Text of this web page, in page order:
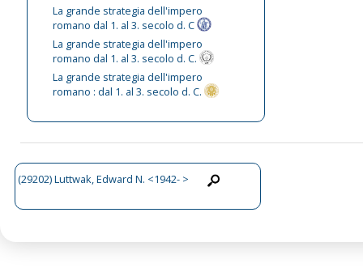
La grande strategia dell'impero
romano dal 1. al 3. secolo d. C
La grande strategia dell'impero
romano dal 1. al 3. secolo d. C.
La grande strategia dell'impero
romano : dal 1. al 3. secolo d. C.
(29202) Luttwak, Edward N. <1942- >